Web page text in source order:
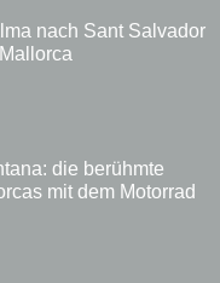
nach Sant Salvador
die berühmte
mit dem Motorrad